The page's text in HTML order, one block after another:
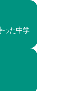
った中学